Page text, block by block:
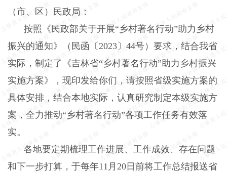
（市、区）民政局：
按照《民政部关于开展“乡村著名行动”助力乡村
振兴的通知》（民函〔2023〕 44号）要求，结合我省
实际，制定了《吉林省“乡村著名行动”助力乡村振兴
实施方案》，现印发给你们，请按照省级实施方案的
具体安排，结合本地实际，认真研究制定本级实施方
案，全力推动“乡村著名行动”各项工作任务有效落
实。
各地要定期梳理工作进展、工作成效、存在问题
和下一步打算，于每年11 月 20日前将工作总结报送省